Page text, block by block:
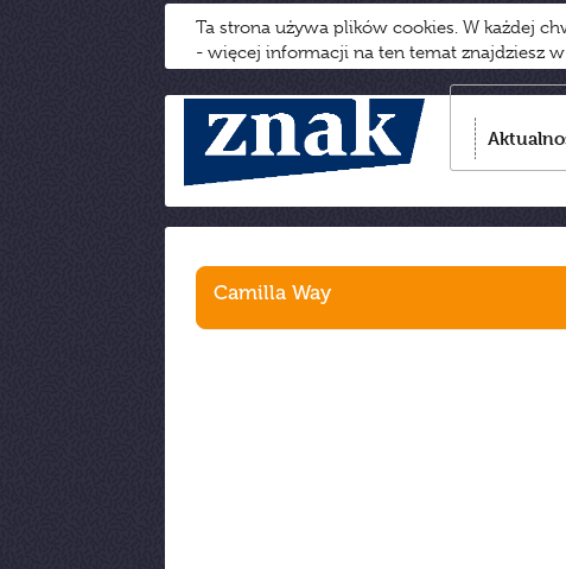
Ta strona używa plików cookies. W każdej
- więcej informacji na ten temat znajdziesz w
Camilla Way